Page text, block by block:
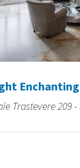
Trastevere 209